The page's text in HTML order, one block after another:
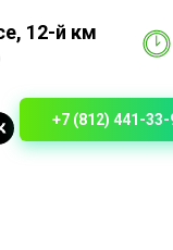
12-й км
+7 (812) 441-33-